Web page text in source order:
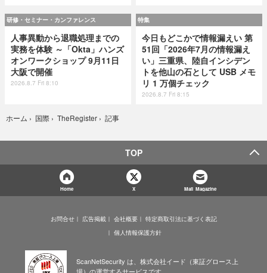
研修・セミナー・カンファレンス
人事異動から退職処理までの
実務を体験 ～「Okta」ハンズ
オンワークショップ 9月11日
大阪で開催
2026.8.7 Fri 8:10
特集
今日もどこかで情報漏えい 第
51回「2026年7月の情報漏え
い」三重県、陸自インシデン
トを他山の石として USB メモ
リ 1 万個チェック
2026.8.7 Fri 8:15
ホーム › 国際 › TheRegister › 記事
TOP
Home X Mail Magazine
お問合せ 広告掲載 会社概要
特定商取引法に基づく表記
個人情報保護方針
ScanNetSecurity は、株式会社イード（東証グロース上
場）の運営するサービスです。